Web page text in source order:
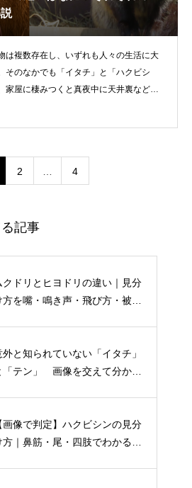
は複数存在し、いずれも人々の生活に大
そのなかでも「イタチ」と「ハクビシ
家屋に棲みつくと真夜中に天井裏などを
2 4
記事
クドリとヒヨドリの違い｜見分
方を嘴・鳴き声・飛び方・被害
外と知られていない「イタチ」
「テン」 画像を交えて分かり
画像で判定】ハクビシンの見分
方｜鼻筋・尾・四肢でわかる特